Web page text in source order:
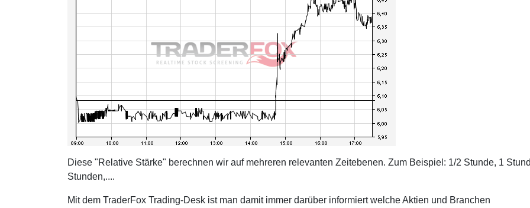
Diese "Relative Stärke" berechnen wir auf mehreren relevanten Zeitebenen. Zum Beispiel: 1/2 Stunde, 1
Stunden,....
Mit dem TraderFox Trading-Desk ist man damit immer darüber informiert welche Aktien und Branchen